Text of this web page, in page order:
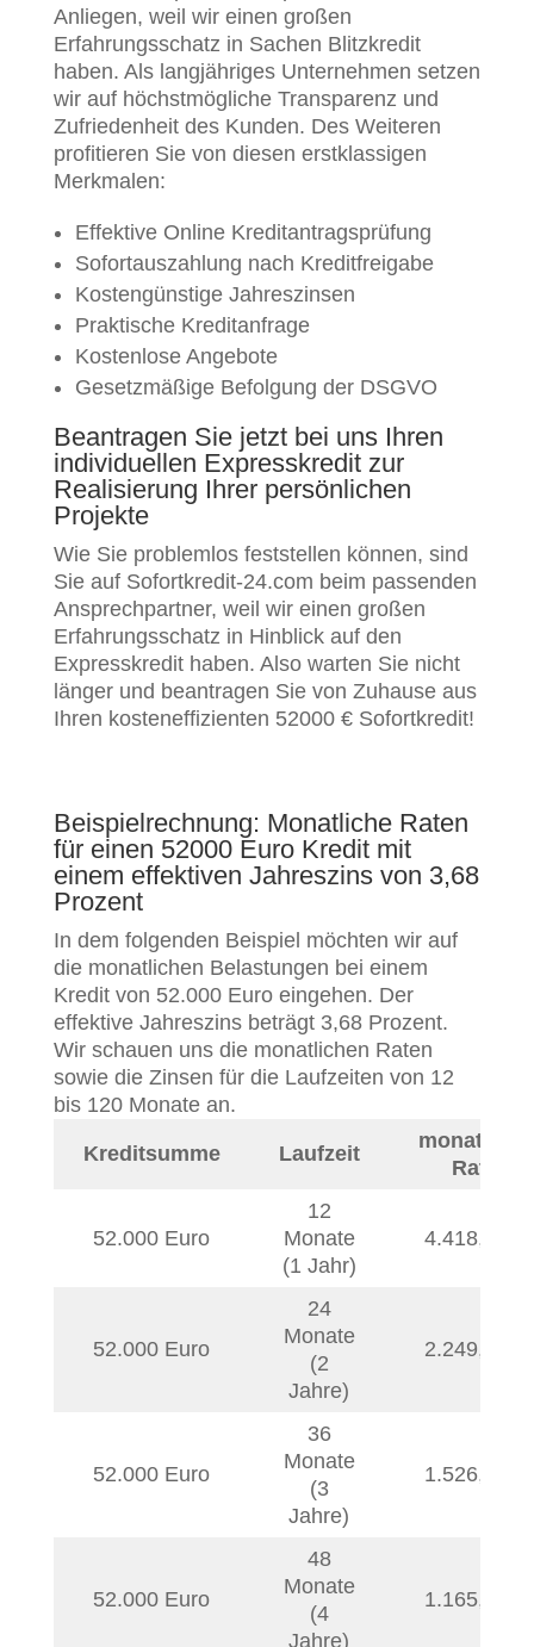
Anliegen, weil wir einen großen
Erfahrungsschatz in Sachen Blitzkredit
haben. Als langjähriges Unternehmen setzen
wir auf höchstmögliche Transparenz und
Zufriedenheit des Kunden. Des Weiteren
profitieren Sie von diesen erstklassigen
Merkmalen:
Effektive Online Kreditantragsprüfung
Sofortauszahlung nach Kreditfreigabe
Kostengünstige Jahreszinsen
Praktische Kreditanfrage
Kostenlose Angebote
Gesetzmäßige Befolgung der DSGVO
Beantragen Sie jetzt bei uns Ihren
individuellen Expresskredit zur
Realisierung Ihrer persönlichen
Projekte
Wie Sie problemlos feststellen können, sind
Sie auf Sofortkredit-24.com beim passenden
Ansprechpartner, weil wir einen großen
Erfahrungsschatz in Hinblick auf den
Expresskredit haben. Also warten Sie nicht
länger und beantragen Sie von Zuhause aus
Ihren kosteneffizienten 52000 € Sofortkredit!
Beispielrechnung: Monatliche Raten
für einen 52000 Euro Kredit mit
einem effektiven Jahreszins von 3,68
Prozent
In dem folgenden Beispiel möchten wir auf
die monatlichen Belastungen bei einem
Kredit von 52.000 Euro eingehen. Der
effektive Jahreszins beträgt 3,68 Prozent.
Wir schauen uns die monatlichen Raten
sowie die Zinsen für die Laufzeiten von 12
bis 120 Monate an.
Kreditsumme Laufzeit
monatliche
Rate
52.000 Euro
12
Monate
(1 Jahr)
4.418,76
52.000 Euro
24
Monate
(2
Jahre)
2.249,30
52.000 Euro
36
Monate
(3
Jahre)
1.526,46
52.000 Euro
48
Monate
(4
Jahre)
1.165,27